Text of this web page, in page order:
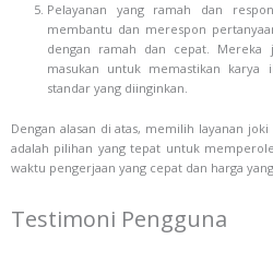
Pelayanan yang ramah dan
membantu dan merespon
dengan ramah dan cepat. Mereka
masukan untuk memastikan karya
standar yang diinginkan.
Dengan alasan di atas, memilih layanan
adalah pilihan yang tepat untuk
waktu pengerjaan yang cepat dan harga
Testimoni Pengguna